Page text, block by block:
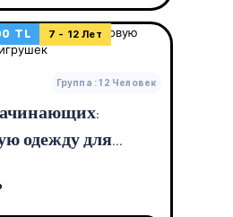
TL 7 - 12 Лет
Группа : 12 Человек
одежду для